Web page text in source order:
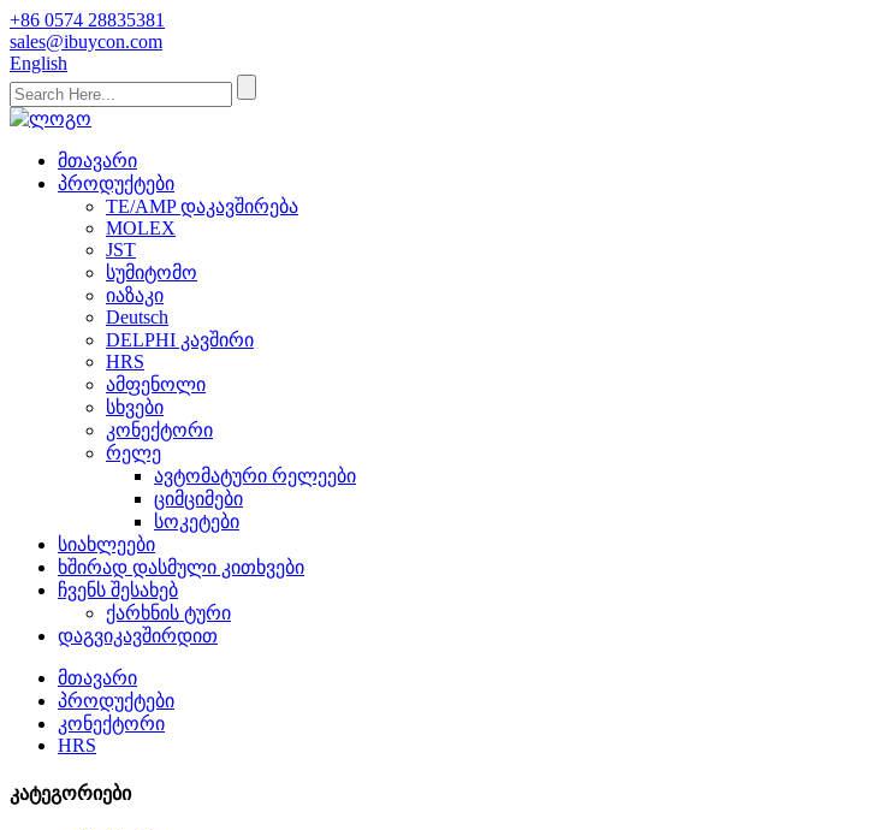
+86 0574 28835381
sales@ibuycon.com
English
მთავარი
პროდუქტები
TE/AMP დაკავშირება
MOLEX
JST
სუმიტომო
იაზაკი
Deutsch
DELPHI კავშირი
HRS
ამფენოლი
სხვები
კონექტორი
რელე
ავტომატური რელეები
ციმციმები
სოკეტები
სიახლეები
ხშირად დასმული კითხვები
ჩვენს შესახებ
ქარხნის ტური
დაგვიკავშირდით
მთავარი
პროდუქტები
კონექტორი
HRS
კატეგორიები